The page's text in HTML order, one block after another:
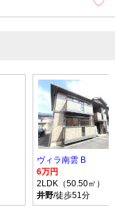
ヴィラ南雲 B
6万円
2LDK（50.50㎡）
井野/徒歩51分